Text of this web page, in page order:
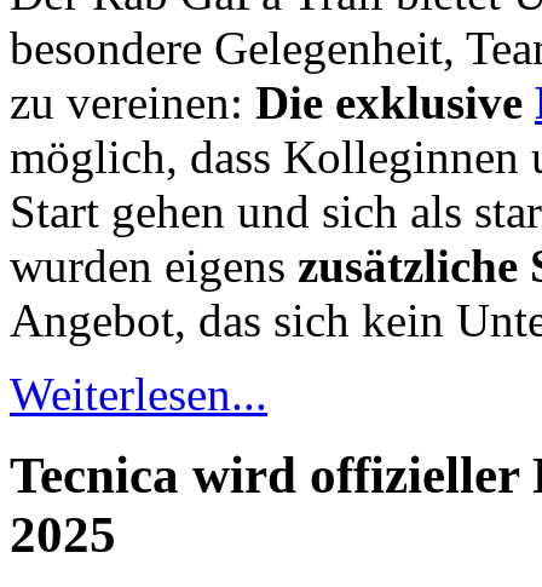
besondere Gelegenheit,
zu vereinen: Die exklusive
möglich, dass Kolleginnen
Start gehen und sich als
wurden eigens zusätzliche
Angebot, das sich kein
Weiterlesen...
Tecnica wird offizieller
2025